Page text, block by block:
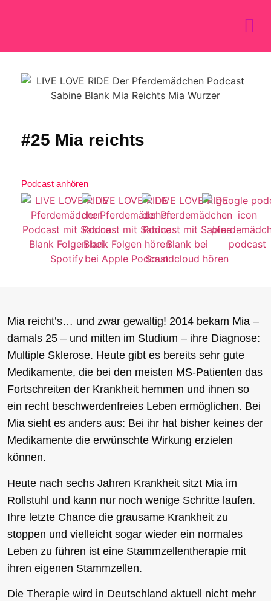
#25 Mia reichts
Podcast anhören
Mia reicht’s… und zwar gewaltig! 2014 bekam Mia –
damals 25 – und mitten im Studium – ihre Diagnose:
Multiple Sklerose. Heute gibt es bereits sehr gute
Medikamente, die bei den meisten MS-Patienten das
Fortschreiten der Krankheit hemmen und ihnen so
ein recht beschwerdenfreies Leben ermöglichen. Bei
Mia sieht es anders aus: Bei ihr hat bisher keines der
Medikamente die erwünschte Wirkung erzielen
können.
Heute nach sechs Jahren Krankheit sitzt Mia im
Rollstuhl und kann nur noch wenige Schritte laufen.
Ihre letzte Chance die grausame Krankheit zu
stoppen und vielleicht sogar wieder ein normales
Leben zu führen ist eine Stammzellentherapie mit
ihren eigenen Stammzellen.
Die Therapie wird in Deutschland aktuell nicht mehr